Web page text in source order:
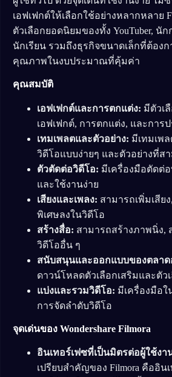
เอฟเฟกต์ให้เลือกใช้อย่างหลากหลาย
ตัวเลือกยอดนิยมของทั้ง YouTuber, นั
นักเรียน รวมถึงธุรกิจขนาดเล็กที่ต้อง
คุณภาพในงบประมาณที่คุ้มค่า
คุณสมบัติ
เอฟเฟกต์และการตกแต่ง: มีตัวเ
เอฟเฟกต์, การตกแต่ง, และการ
เทมเพลตและตัวอย่าง: มีเทมเพ
วิดีโอแบบง่ายๆ และตัวอย่างที่ส
ตัวตัดต่อวิดีโอ: มีเครื่องมือตัดต่
และใช้งานง่าย
เสียงและเพลง: สามารถเพิ่มเสีย
พิเศษลงในวิดีโอ
สร้างสื่อ: สามารถสร้างภาพนิ่ง,
วิดีโออื่น ๆ
สนับสนุนและออกแบบของตลา
ดาวน์โหลดตัวเลือกเสริมและตัว
แบ่งและรวมวิดีโอ: มีเครื่องมือใ
การจัดลำดับวิดีโอ
จุดเด่นของ Wondershare Filmora
อินเทอร์เฟซที่เป็นมิตรต่อผู้ใช้งา
เปรียบสำคัญของ Filmora คืออิน